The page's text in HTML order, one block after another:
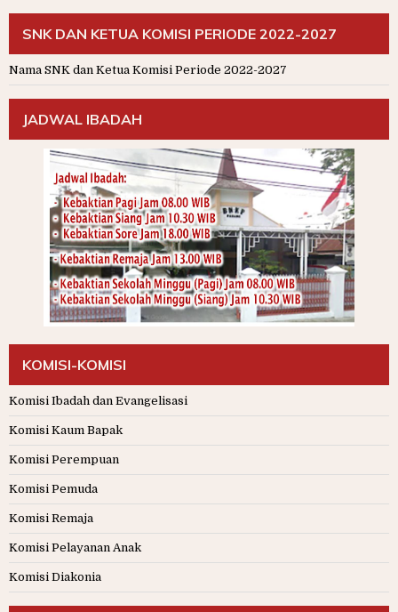
SNK DAN KETUA KOMISI PERIODE 2022-2027
Nama SNK dan Ketua Komisi Periode 2022-2027
JADWAL IBADAH
KOMISI-KOMISI
Komisi Ibadah dan Evangelisasi
Komisi Kaum Bapak
Komisi Perempuan
Komisi Pemuda
Komisi Remaja
Komisi Pelayanan Anak
Komisi Diakonia